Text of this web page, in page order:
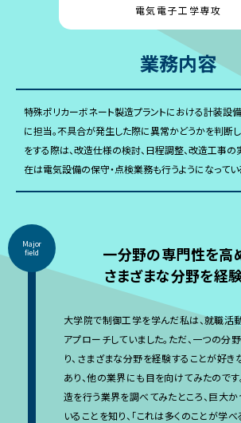
電気電子工学専攻
業務内容
特殊ポリカーボネート製造プラントにおける計装設
に担当。不具合が発生した際に異常かどうかを判断
をする際は、改造仕様の検討、日程調整、改造工事の
在は電気設備の保守・点検業務も行うようになってい
Major
field
一分野の専門性を高
さまざまな分野を経
大学院で制御工学を学んだ私は、就職活
アプローチしていました。ただ、一つの分
り、さまざまな分野を経験することが好き
あり、他の業界にも目を向けてみたのです
造を行う業界を調べてみたところ、巨大
いることを知り、「これは多くのことが学